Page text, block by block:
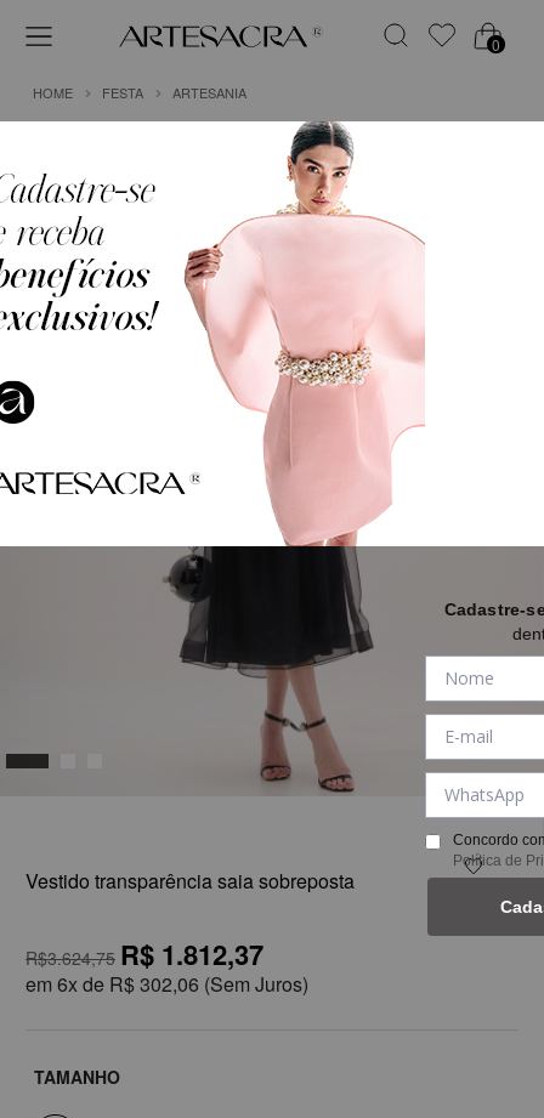
0
HOME FESTA ARTESANIA
1
Vestido transparência saia sobreposta
R$3.624,75 R$ 1.812,37
em 6x de R$ 302,06 (Sem Juros)
TAMANHO
Cadastre-
Concordo
Política de